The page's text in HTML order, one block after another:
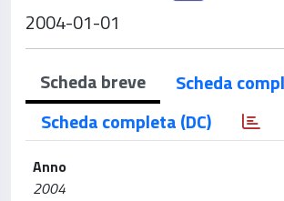
2004-01-01
Scheda breve
Scheda
Scheda completa (DC)
Anno
2004